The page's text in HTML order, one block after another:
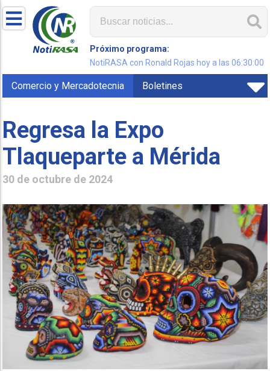
Próximo programa:
NotiRASA con Ronald Rojas hoy a las 06:30:00
Comercio y Mercadotecnia Boletines
Regresa la Expo
Tlaqueparte a Mérida
30 de octubre de 2024